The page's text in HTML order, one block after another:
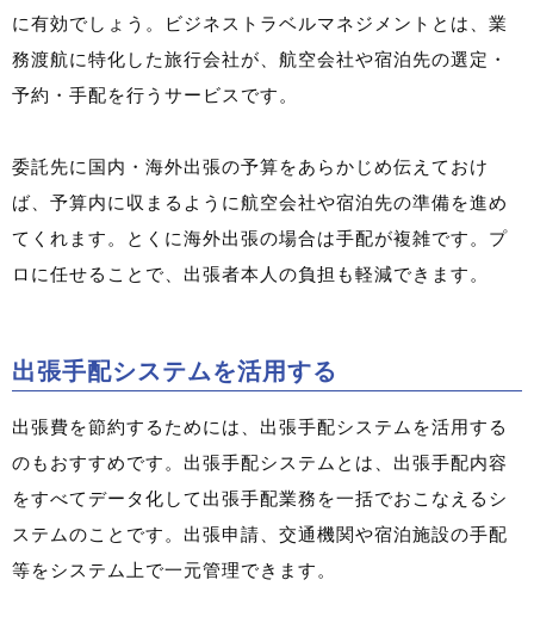
に有効でしょう。ビジネストラベルマネジメントとは、業
務渡航に特化した旅行会社が、航空会社や宿泊先の選定・
予約・手配を行うサービスです。
委託先に国内・海外出張の予算をあらかじめ伝えておけ
ば、予算内に収まるように航空会社や宿泊先の準備を進め
てくれます。とくに海外出張の場合は手配が複雑です。プ
ロに任せることで、出張者本人の負担も軽減できます。
出張手配システムを活用する
出張費を節約するためには、出張手配システムを活用する
のもおすすめです。出張手配システムとは、出張手配内容
をすべてデータ化して出張手配業務を一括でおこなえるシ
ステムのことです。出張申請、交通機関や宿泊施設の手配
等をシステム上で一元管理できます。